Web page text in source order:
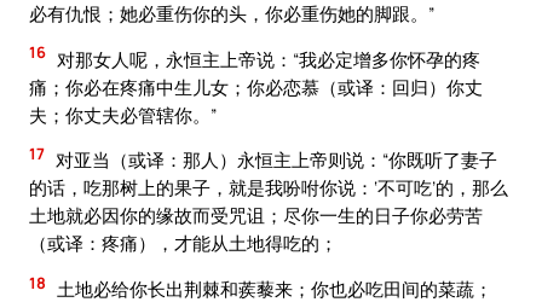
必有仇恨；她必重伤你的头，你必重伤她的脚跟。”
16 对那女人呢，永恒主上帝说：“我必定增多你怀孕的疼
痛；你必在疼痛中生儿女；你必恋慕（或译：回归）你丈
夫；你丈夫必管辖你。”
17 对亚当（或译：那人）永恒主上帝则说：“你既听了妻子
的话，吃那树上的果子，就是我吩咐你说：‘不可吃’的，那么
土地就必因你的缘故而受咒诅；尽你一生的日子你必劳苦
（或译：疼痛），才能从土地得吃的；
18 土地必给你长出荆棘和蒺藜来；你也必吃田间的菜蔬；